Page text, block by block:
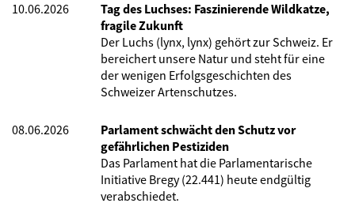
10.06.2026
Tag des Luchses: Faszinierende Wildkatze,
fragile Zukunft
Der Luchs (lynx, lynx) gehört zur Schweiz. Er
bereichert unsere Natur und steht für eine
der wenigen Erfolgsgeschichten des
Schweizer Artenschutzes.
08.06.2026
Parlament schwächt den Schutz vor
gefährlichen Pestiziden
Das Parlament hat die Parlamentarische
Initiative Bregy (22.441) heute endgültig
verabschiedet.